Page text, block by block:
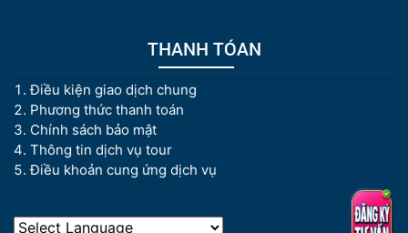
THANH TÓAN
Điều kiện giao dịch chung
Phương thức thanh toán
Chính sách bảo mật
Thông tin dịch vụ tour
Điều khoản cung ứng dịch vụ